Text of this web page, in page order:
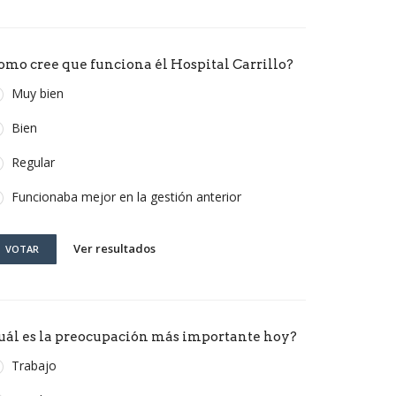
cree que funciona él Hospital Carrillo?
Muy bien
Bien
Regular
Funcionaba mejor en la gestión anterior
VOTAR Ver resultados
es la preocupación más importante hoy?
Trabajo